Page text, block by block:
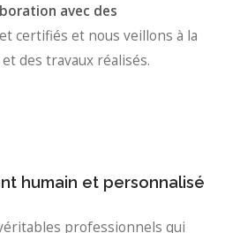
avec des
certifiés et nous veillons à la
des travaux réalisés.
humain et personnalisé
professionnels qui